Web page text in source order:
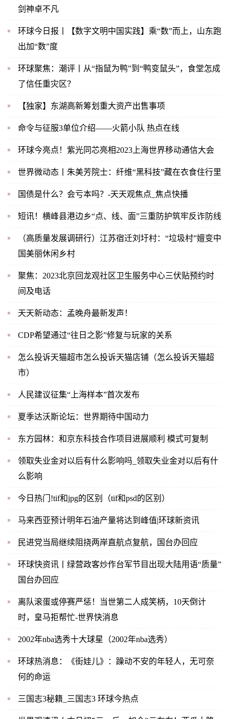
剑神卓不凡
环球今日报丨【数字文明中国实践】乘“数”而上，山东跑
出加“数”度
环球聚焦：潮评丨从“指鼠为鸭”到“鸭变鼠头”，食堂怎成
了信任重灾区？
【独家】东湖高新筹划重大资产出售事项
命令与征服3单位介绍——火箭小队 热点在线
环球今亮点！紫光同芯亮相2023上海世界移动通信大会
世界微动态丨朱美芳院士：纤维“黑科技”藏在衣食住行里
国债是什么？会亏本吗？-天天观焦点_焦点快播
短讯！横峰县港边乡“点、线、面”三重防护筑牢反诈防线
（高质量发展调研行）江苏宿迁刘圩村：“垃圾村”嬗变中
国美丽休闲乡村
聚焦：2023北京回龙观社区卫生服务中心三伏贴预约时
间及电话
天天新动态：孟晚舟最新发声！
CDP希望通过“往日之影”修复与玩家的关系
怎么投诉天猫超市怎么投诉天猫店铺（怎么投诉天猫超
市）
人民建议征集“上海样本”首次发布
夏季达沃斯论坛：世界期待中国动力
东方园林：和京东科技合作项目进展顺利 模式可复制
领取失业金对以后有什么影响吗_领取失业金对以后有什
么影响
今日热门!tif和jpg的区别（tif和psd的区别）
马来西亚预计明年石油产量将达到峰值|环球新资讯
民进党当局继续阻挠两岸直航点复航，国台办回应
环球快资讯丨绿营政客炒作台军节目出现大陆用语“质量”
国台办回应
离队滚蛋或停赛严惩！当世第二人成笑柄，10天倒计
时，皇马拒帮忙-世界快消息
2002年nba选秀十大球星（2002年nba选秀）
环球热消息：《街娃儿》：躁动不安的年轻人，无可奈
何的命运
三国志3秘籍_三国志3 环球今热点